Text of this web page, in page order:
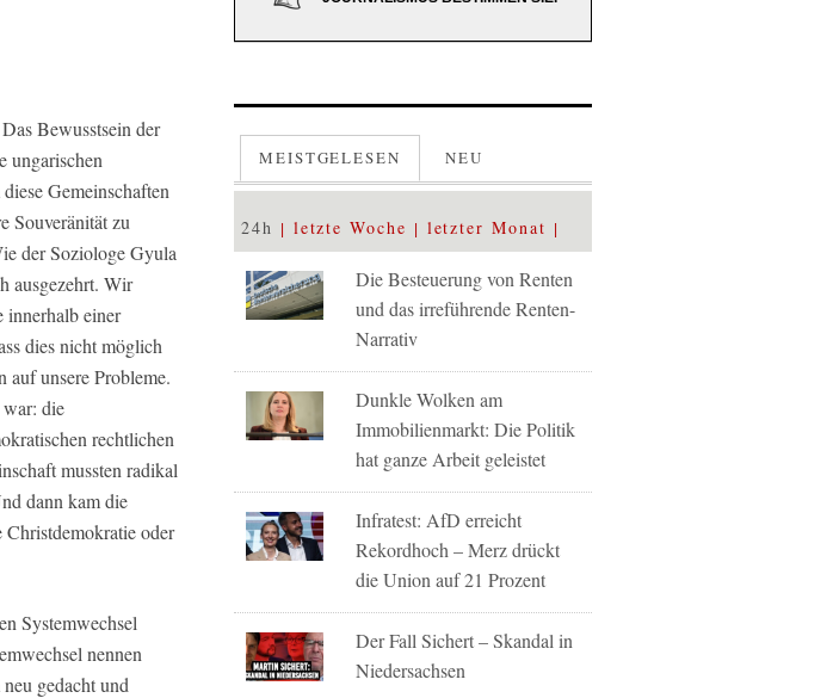
Bewusstsein der
ungarischen
Gemeinschaften
Souveränität zu
der Soziologe Gyula
ausgezehrt. Wir
innerhalb einer
dies nicht möglich
auf unsere Probleme.
die
rechtlichen
mussten radikal
dann kam die
oder
Systemwechsel
nennen
gedacht und
MEISTGELESEN NEU
24h letzte Woche letzter Monat
Die Besteuerung von Renten
und das irreführende Renten-
Narrativ
Dunkle Wolken am
Immobilienmarkt: Die Politik
hat ganze Arbeit geleistet
Infratest: AfD erreicht
Rekordhoch – Merz drückt
die Union auf 21 Prozent
Der Fall Sichert – Skandal in
Niedersachsen